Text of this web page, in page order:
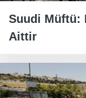
Suudi Müftü:
Aittir